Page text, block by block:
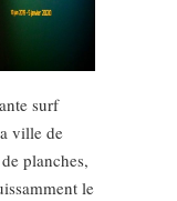
surf
ville de
planches,
le